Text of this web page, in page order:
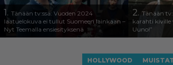
1. Tänään tv:ssä: Vuoden 2024
laatuelokuva ei tullut Suomeen lainkaan –
Nyt Teemalla ensiesityksenä
2. Tänään
karahti kiville
Uuno!”
HOLLYWOOD